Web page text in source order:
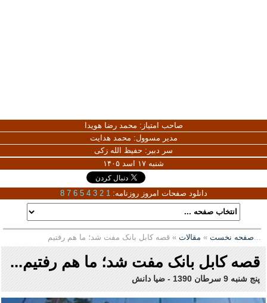
صاحب امتیاز: محمد رضا هویدا
مدیر مسوول: محمد هدایت
سر دبیر: حفیظ الله زکی
شنبه ۱۷ اسد ۱۴۰۵
دانلود صفحات امروز روزنامه: 1
2
3
4
5
6
7
8
صفحه نخست » مقالات
قصه کابل بانک مفت شد؛ ما هم رفتیم...
پنج شنبه 9 سرطان 1390 - ضیا دانش